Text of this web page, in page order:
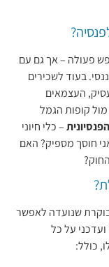
פעולה – אך גם עם
בעוד לשכירים
העצמאים
קופות הגמל
– כלי חיוני
חוסך מספיק? האם
שנועדה לאפשר
על כל
כולל: